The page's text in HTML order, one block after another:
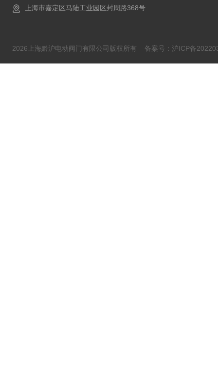
上海市嘉定区马陆工业园区封周路368号
2026上海黔沪电动阀门有限公司版权所有 备案号：沪ICP备